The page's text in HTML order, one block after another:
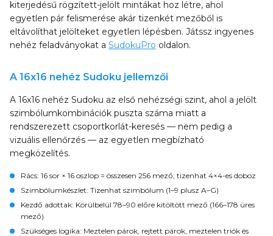
kiterjedésű rögzített-jelölt mintákat hoz létre, ahol
egyetlen pár felismerése akár tizenkét mezőből is
eltávolíthat jelölteket egyetlen lépésben. Játssz ingyenes
nehéz feladványokat a SudokuPro oldalon.
A 16x16 nehéz Sudoku jellemzői
A 16x16 nehéz Sudoku az első nehézségi szint, ahol a jelölt
szimbólumkombinációk puszta száma miatt a
rendszerezett csoportkorlát-keresés — nem pedig a
vizuális ellenőrzés — az egyetlen megbízható
megközelítés.
Rács: 16 sor × 16 oszlop = összesen 256 mező; tizenhat 4×4-es doboz
Szimbólumkészlet: Tizenhat szimbólum (1–9 plusz A–G)
Kezdő adottak: Körülbelül 78–90 előre kitöltött mező (166–178 üres
mező)
Szükséges logika: Meztelen párok, rejtett párok, meztelen triók és